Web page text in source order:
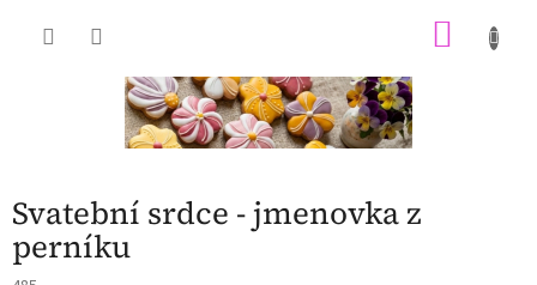
Svatební srdce - jmenovka z
perníku